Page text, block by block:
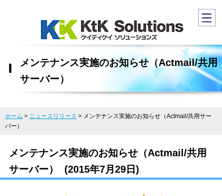
メンテナンス実施のお知らせ（Actmail/共用
サーバー）
ホーム > ニュースリリース > メンテナンス実施のお知らせ（Actmail/共用サー
バー）
メンテナンス実施のお知らせ（Actmail/共用
サーバー） (2015年7月29日)